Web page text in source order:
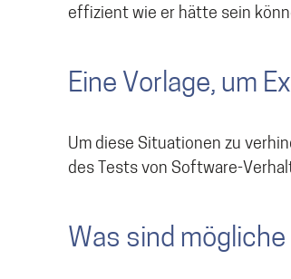
effizient wie er hätte sein
Eine Vorlage, um
Um diese Situationen zu
des Tests von Software-
Was sind